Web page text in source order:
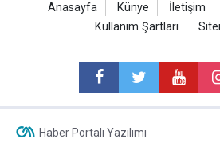
Anasayfa Künye İletişim
Kullanım Şartları
Haber Portalı Yazılımı